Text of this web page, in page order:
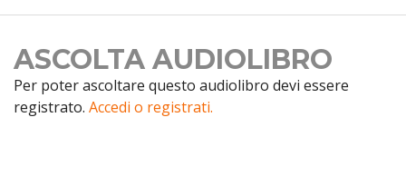
ASCOLTA AUDIOLIBRO
Per poter ascoltare questo audiolibro devi essere
registrato. Accedi o registrati.